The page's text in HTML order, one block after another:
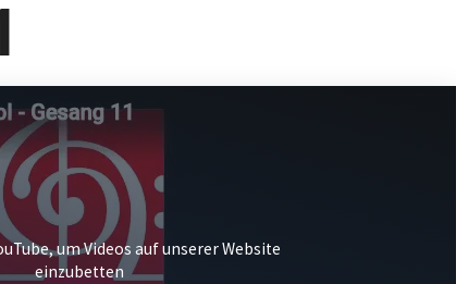
um Videos auf unserer Website
einzubetten